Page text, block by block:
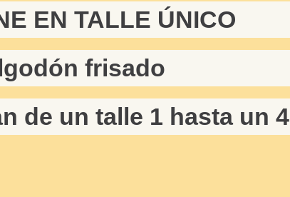
EN TALLE ÚNICO
frisado
de un talle 1 hasta un 4